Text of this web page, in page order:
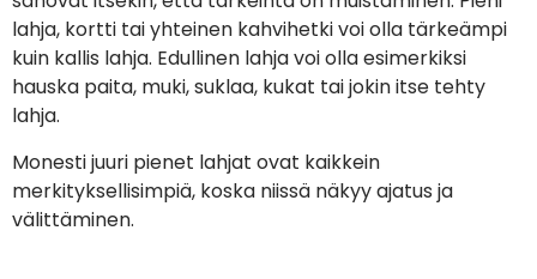
lahja, kortti tai yhteinen kahvihetki voi olla tärkeämpi
kuin kallis lahja. Edullinen lahja voi olla esimerkiksi
hauska paita, muki, suklaa, kukat tai jokin itse tehty
lahja.
Monesti juuri pienet lahjat ovat kaikkein
merkityksellisimpiä, koska niissä näkyy ajatus ja
välittäminen.